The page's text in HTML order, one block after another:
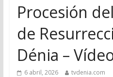
Procesión
de
Dénia –
6 abril, 2026 tvdenia.com